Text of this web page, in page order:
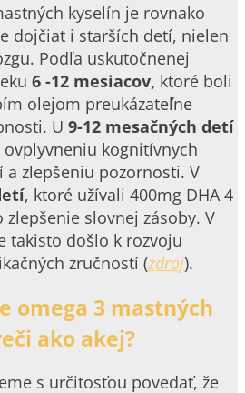
kyselín je rovnako
dojčiat i starších detí, nielen
Podľa uskutočnenej
6 -12 mesiacov, ktoré boli
olejom preukázateľne
U 9-12 mesačných detí
kognitívnych
a zlepšeniu pozornosti. V
, ktoré užívali 400mg DHA 4
zlepšenie slovnej zásoby. V
takisto došlo k rozvoju
zručností (zdroj).
omega 3 mastných
ako akej?
s určitosťou povedať, že